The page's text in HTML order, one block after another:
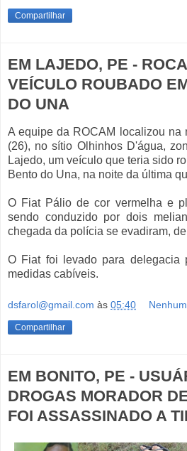
Compartilhar
EM LAJEDO, PE -
VEÍCULO ROUBADO
DO UNA
A equipe da ROCAM localizou na
(26), no sítio Olhinhos D'água,
Lajedo, um veículo que teria sido
Bento do Una, na noite da última
O Fiat Pálio de cor vermelha e
sendo conduzido por dois
chegada da polícia se evadiram,
O Fiat foi levado para delegacia
medidas cabíveis.
dsfarol@gmail.com às 05:40
Compartilhar
EM BONITO, PE -
DROGAS MORADOR
FOI ASSASSINADO A